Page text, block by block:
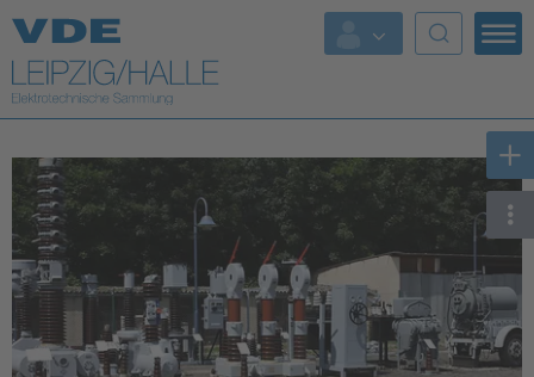
Top-Themen